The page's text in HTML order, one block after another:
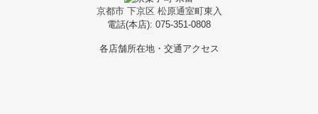
京都市 下京区 松原通室町東入
電話(本店): 075-351-0808
各店舗所在地・交通アクセス